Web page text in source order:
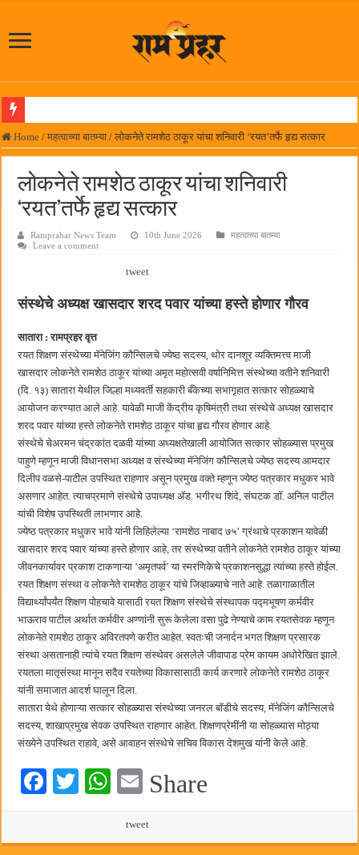
लोकनेते रामशेठ ठाकूर समाजसेवेतील हिरा -आमदार रविशेठ पाटील
पनवेलमध्ये ८ ऑगस्टला महारोजगार मेळावा
सर्वात मोठ्या दिवाळी अंक स्पर्धेचा निकाल जाहीर
जनार्दन भगत शिक्षण प्रसारक संस्थेच्या मुख्य प्रशासकीय कार्यालयासह भव्य मूट कोर्टचे बुधवारी
छत्रपती शिवाजी महाराज महाराजस्व समाधान शिबिरास पनवेलमध्ये उत्स्फूर्त प्रतिसाद
बाल्मर लॉरी आणि शेल इंडियातील कंत्राटी कामगारांना भरघोस पगारवाढ
Home / महत्वाच्या बातम्या / लोकनेते रामशेठ ठाकूर यांचा शनिवारी ‘रयत’तर्फे हृद्य सत्कार
लोकनेते रामशेठ ठाकूर यांचा शनिवारी
‘रयत’तर्फे हृद्य सत्कार
Ramprahar News Team 10th June 2026
महत्वाच्या बातम्या
Leave a comment
tweet
संस्थेचे अध्यक्ष खासदार शरद पवार यांच्या हस्ते होणार गौरव
सातारा : रामप्रहर वृत्त
रयत शिक्षण संस्थेच्या मॅनेजिंग कौन्सिलचे ज्येष्ठ सदस्य, थोर दानशूर व्यक्तिमत्त्व माजी
खासदार लोकनेते रामशेठ ठाकूर यांच्या अमृत महोत्सवी वर्षानिमित्त संस्थेच्या वतीने शनिवारी
(दि. १३) सातारा येथील जिल्हा मध्यवर्ती सहकारी बँकेच्या सभागृहात सत्कार सोहळ्याचे
आयोजन करण्यात आले आहे. यावेळी माजी केंद्रीय कृषिमंत्री तथा संस्थेचे अध्यक्ष खासदार
शरद पवार यांच्या हस्ते लोकनेते रामशेठ ठाकूर यांचा हृद्य गौरव होणार आहे.
संस्थेचे चेअरमन चंद्रकांत दळवी यांच्या अध्यक्षतेखाली आयोजित सत्कार सोहळ्यास प्रमुख
पाहुणे म्हणून माजी विधानसभा अध्यक्ष व संस्थेच्या मॅनेजिंग कौन्सिलचे ज्येष्ठ सदस्य आमदार
दिलीप वळसे-पाटील उपस्थित राहणार असून प्रमुख वक्ते म्हणून ज्येष्ठ पत्रकार मधुकर भावे
असणार आहेत. त्याचप्रमाणे संस्थेचे उपाध्यक्ष ॲड. भगीरथ शिंदे, संघटक डॉ. अनिल पाटील
यांची विशेष उपस्थिती लाभणार आहे.
ज्येष्ठ पत्रकार मधुकर भावे यांनी लिहिलेल्या ‌‘रामशेठ नाबाद ७५‌’ ग्रंथाचे प्रकाशन यावेळी
खासदार शरद पवार यांच्या हस्ते होणार आहे, तर संस्थेच्या वतीने लोकनेते रामशेठ ठाकूर यांच्या
जीवनकार्यावर प्रकाश टाकणाऱ्या ‌‘अमृतपर्व‌’ या स्मरणिकेचे प्रकाशनसुद्धा त्यांच्या हस्ते होईल.
रयत शिक्षण संस्था व लोकनेते रामशेठ ठाकूर यांचे जिव्हाळ्याचे नाते आहे. तळागाळातील
विद्यार्थ्यांपर्यंत शिक्षण पोहचावे यासाठी रयत शिक्षण संस्थेचे संस्थापक पद्मभूषण कर्मवीर
भाऊराव पाटील अर्थात कर्मवीर अण्णांनी सुरू केलेला वसा पुढे नेण्याचे काम रयतसेवक म्हणून
लोकनेते रामशेठ ठाकूर अविरतपणे करीत आहेत. स्वतःची जनार्दन भगत शिक्षण प्रसारक
संस्था असतानाही त्यांचे रयत शिक्षण संस्थेवर असलेले जीवापाड प्रेम कायम अधोरेखित झाले.
रयतला मातृसंस्था मानून सदैव रयतेच्या विकासासाठी कार्य करणारे लोकनेते रामशेठ ठाकूर
यांनी समाजात आदर्श घालून दिला.
सातारा येथे होणाऱ्या सत्कार सोहळ्यास संस्थेच्या जनरल बॉडीचे सदस्य, मॅनेजिंग कौन्सिलचे
सदस्य, शाखाप्रमुख सेवक उपस्थित राहणार आहेत. शिक्षणप्रेमींनी या सोहळ्यास मोठ्या
संख्येने उपस्थित राहावे, असे आवाहन संस्थेचे सचिव विकास देशमुख यांनी केले आहे.
Fa T
W
ts
E
ail
Share
tweet